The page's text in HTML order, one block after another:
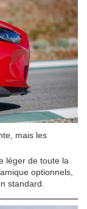
mais les
léger de toute la
optionnels,
standard.